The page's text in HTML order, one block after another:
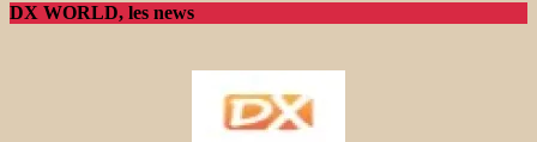
DX WORLD, les news